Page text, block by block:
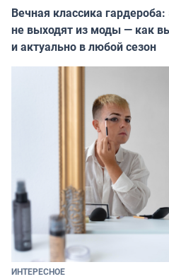
Вечная классика
не выходят из моды — как
и актуально в любой сезон
ИНТЕРЕСНОЕ